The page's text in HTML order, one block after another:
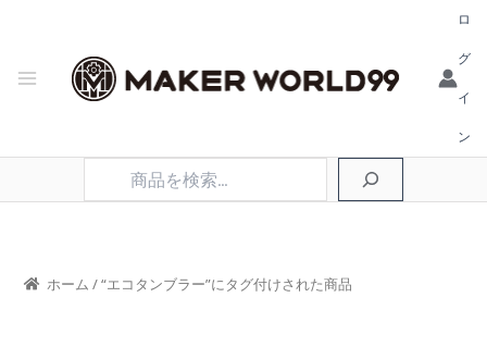
ロ
グ
イ
ン
ホーム / “エコタンブラー”にタグ付けされた商品